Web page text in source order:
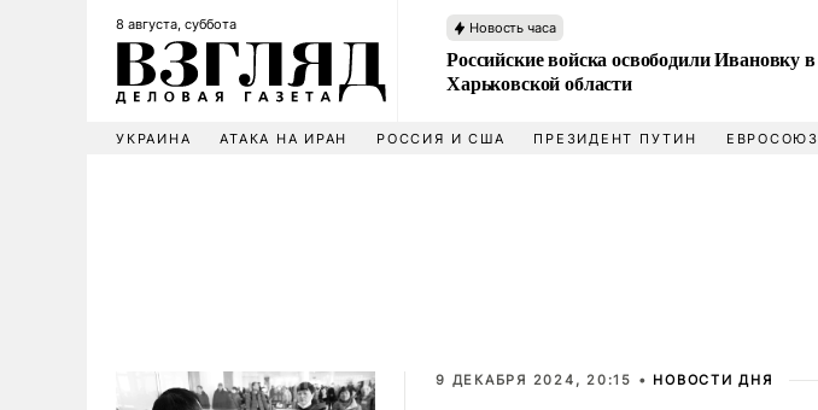
8 августа, суббота Новость часа
Российские войска освободили Ивановку в
Харьковской области
УКРАИНА АТАКА НА ИРАН РОССИЯ И США ПРЕЗИДЕНТ ПУТИН ЕВРОСОЮЗ
9 ДЕКАБРЯ 2024, 20:15 • НОВОСТИ ДНЯ